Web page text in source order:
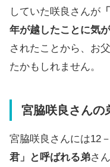
していた咲良さんが
年が越したことに気
されたことから、お
たかもしれません。
宮脇咲良さんの
宮脇咲良さんには12
君」と呼ばれる弟さ